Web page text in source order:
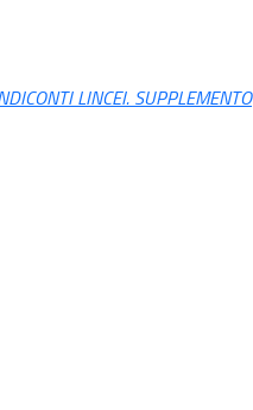
LINCEI. SUPPLEMENTO